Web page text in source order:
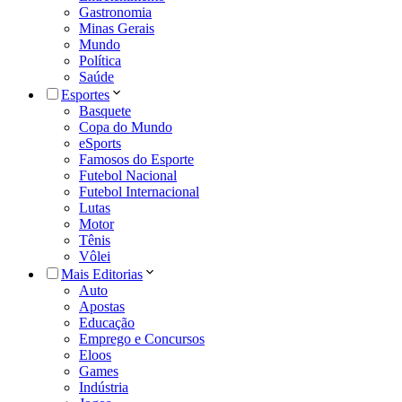
Gastronomia
Minas Gerais
Mundo
Política
Saúde
Esportes
Basquete
Copa do Mundo
eSports
Famosos do Esporte
Futebol Nacional
Futebol Internacional
Lutas
Motor
Tênis
Vôlei
Mais Editorias
Auto
Apostas
Educação
Emprego e Concursos
Eloos
Games
Indústria